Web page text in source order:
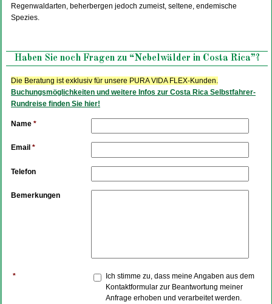
Regenwaldarten, beherbergen jedoch zumeist, seltene, endemische
Spezies.
Haben Sie noch Fragen zu “Nebelwälder in Costa Rica”?
Die Beratung ist exklusiv für unsere PURA VIDA FLEX-Kunden.
Buchungsmöglichkeiten und weitere Infos zur Costa Rica Selbstfahrer-
Rundreise finden Sie hier!
Name *
Email *
Telefon
Bemerkungen
*
Ich stimme zu, dass meine Angaben aus dem
Kontaktformular zur Beantwortung meiner
Anfrage erhoben und verarbeitet werden.